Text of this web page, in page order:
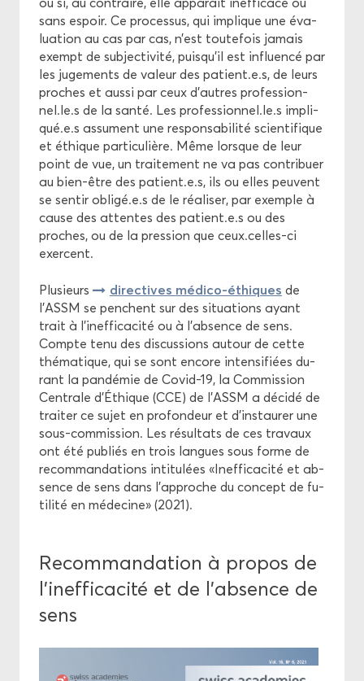
sans es­poir. Ce pro­ces­sus, qui im­plique une éva­
lua­tion au cas par cas, n’est tou­te­fois ja­mais
exempt de sub­jec­ti­vi­té, puis­qu’il est in­fluen­cé par
les ju­ge­ments de va­leur des pa­tient.e.s, de leurs
proches et aussi par ceux d’autres pro­fes­sion­
nel.le.s de la santé. Les pro­fes­sion­nel.le.s im­pli­
qué.e.s as­sument une res­pon­sa­bi­li­té scien­ti­fique
et éthique par­ti­cu­lière. Même lorsque de leur
point de vue, un trai­te­ment ne va pas contri­buer
au bien-​être des pa­tient.e.s, ils ou elles peuvent
se sen­tir obli­gé.e.s de le réa­li­ser, par exemple à
cause des at­tentes des pa­tient.e.s ou des
proches, ou de la pres­sion que ceux.celles-​ci
exercent.
Plu­sieurs di­rec­tives médico-​éthiques de
l’ASSM se penchent sur des si­tua­tions ayant
trait à l’in­ef­fi­ca­ci­té ou à l’ab­sence de sens.
Compte tenu des dis­cus­sions au­tour de cette
thé­ma­tique, qui se sont en­core in­ten­si­fiées du­
rant la pan­dé­mie de Covid-​19, la Com­mis­sion
Cen­trale d’Éthique (CCE) de l’ASSM a dé­ci­dé de
trai­ter ce sujet en pro­fon­deur et d’ins­tau­rer une
sous-​commission. Les ré­sul­tats de ces tra­vaux
ont été pu­bliés en trois langues sous forme de
re­com­man­da­tions in­ti­tu­lées «In­ef­fi­ca­ci­té et ab­
sence de sens dans l’ap­proche du concept de fu­
ti­li­té en mé­de­cine» (2021).
Re­com­man­da­tion à pro­pos de
l’in­ef­fi­ca­ci­té et de l’ab­sence de
sens